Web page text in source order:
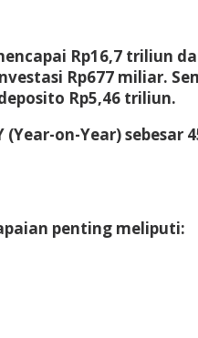
Rp16,7 triliun
Rp677 miliar.
Rp5,46 triliun.
on-Year)
penting meliputi: